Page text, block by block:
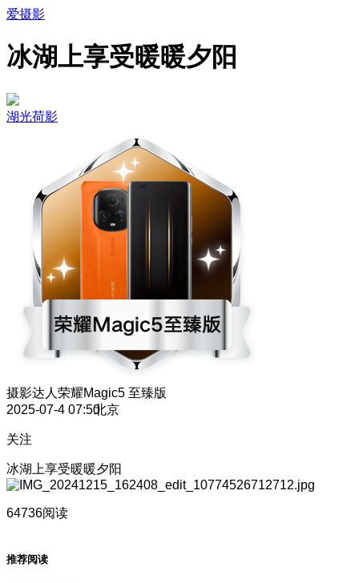
爱摄影
冰湖上享受暖暖夕阳
湖光荷影
摄影达人 荣耀Magic5 至臻版
2025-07-4 07:50北京
关注
冰湖上享受暖暖夕阳
64736阅读
推荐阅读